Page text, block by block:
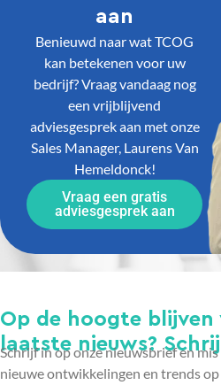
aan
Benieuwd naar wat TCOG
kan betekenen voor uw
bedrijf? Vraag vandaag nog
een vrijblijvend
adviesgesprek aan met onze
Sales Manager, Laurens Van
Hemeldonck!
Vraag een gratis
adviesgesprek aan
Op de hoogte blijven
laatste nieuws?
Schrijf in op onze nieuwsbrief en
nieuwe ontwikkelingen en trends